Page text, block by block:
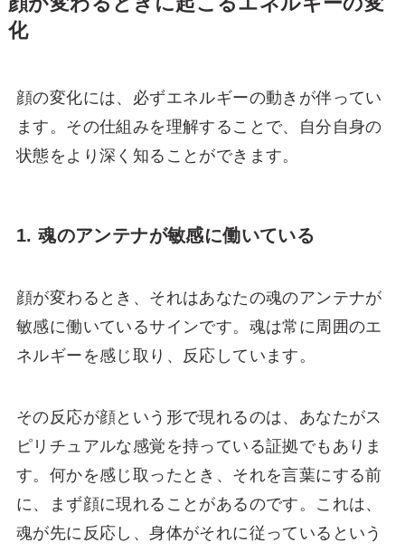
化
顔の変化には、必ずエネルギーの動きが伴ってい
ます。その仕組みを理解することで、自分自身の
状態をより深く知ることができます。
1. 魂のアンテナが敏感に働いている
顔が変わるとき、それはあなたの魂のアンテナが
敏感に働いているサインです。魂は常に周囲のエ
ネルギーを感じ取り、反応しています。
その反応が顔という形で現れるのは、あなたがス
ピリチュアルな感覚を持っている証拠でもありま
す。何かを感じ取ったとき、それを言葉にする前
に、まず顔に現れることがあるのです。これは、
魂が先に反応し、身体がそれに従っているという